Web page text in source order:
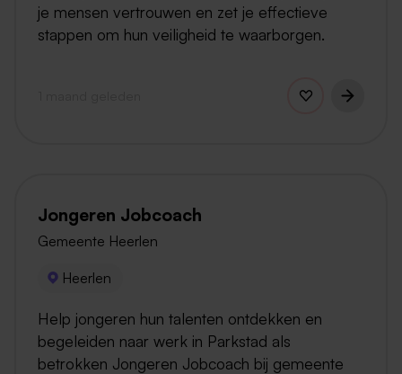
je mensen vertrouwen en zet je effectieve
stappen om hun veiligheid te waarborgen.
Jongeren Jobcoach
Gemeente Heerlen
Heerlen
Help jongeren hun talenten ontdekken en
begeleiden naar werk in Parkstad als
betrokken Jongeren Jobcoach bij gemeente